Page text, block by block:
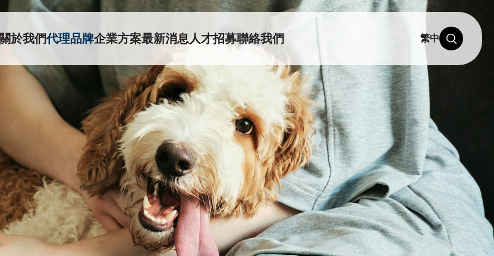
關於我們代理品牌企業方案最新消息人才招募聯絡我們 繁中